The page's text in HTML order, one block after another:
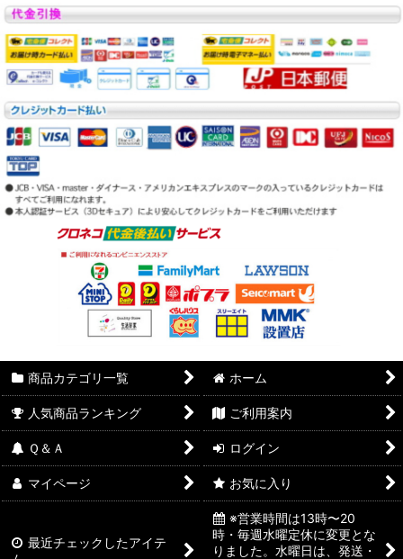
商品カテゴリ一覧 ホーム
人気商品ランキング ご利用案内
Ｑ＆Ａ ログイン
マイページ お気に入り
最近チェックしたアイテ
※営業時間は13時〜20
時・毎週水曜定休に変更とな
りました。水曜日は、発送・